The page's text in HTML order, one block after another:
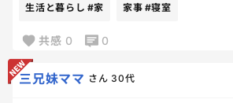
生活と暮らし #家 家事 #寝室
共感 0 0
三兄妹ママ さん 30代